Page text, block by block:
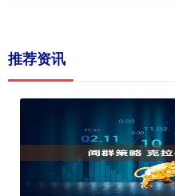
推荐资讯